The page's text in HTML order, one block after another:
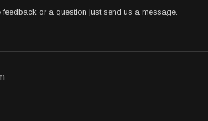
or a question just send us a message.